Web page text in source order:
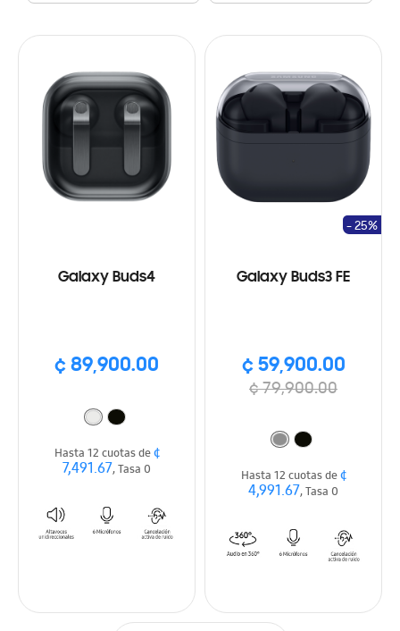
Galaxy Buds4
¢ 89,900.00
Hasta 12 cuotas de¢
7,491.67, Tasa 0
Galaxy Buds3 FE
¢ 59,900.00
¢ 79,900.00
- 25%
Hasta 12 cuotas de¢
4,991.67, Tasa 0